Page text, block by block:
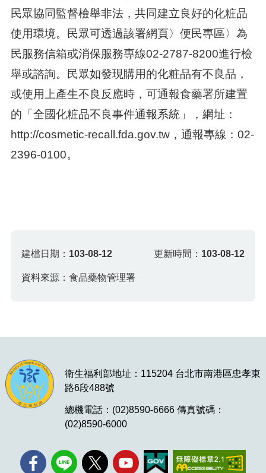
民眾協同監督檢舉非法，共同建立良好的化粧品
使用環境。民眾可透過該署網頁〉便民專區〉為
民服務信箱或消保服務專線02-2787-8200進行檢
舉或諮詢。民眾如發現購用的化粧品有不良品，
或使用上產生不良反應時，可通報食藥署所建置
的「全國化粧品不良事件通報系統」，網址：
http://cosmetic-recall.fda.gov.tw，通報專線：02-
2396-0100。
建檔日期： 103-08-12 更新時間： 103-08-12
資料來源：食品藥物管理署
衛生福利部地址：115204 台北市南港區忠孝東
路6段488號
總機電話：(02)8590-6666 傳真號碼：
(02)8590-6000